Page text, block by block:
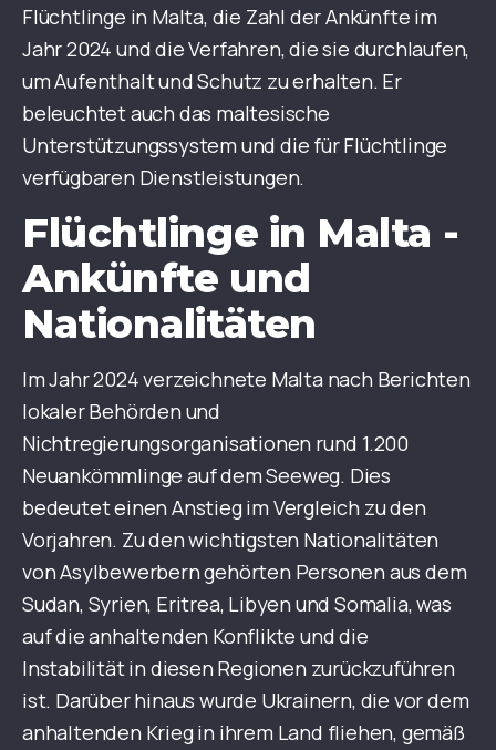
Flüchtlinge in Malta, die Zahl der Ankünfte im
Jahr 2024 und die Verfahren, die sie durchlaufen,
um Aufenthalt und Schutz zu erhalten. Er
beleuchtet auch das maltesische
Unterstützungssystem und die für Flüchtlinge
verfügbaren Dienstleistungen.
Flüchtlinge in Malta -
Ankünfte und
Nationalitäten
Im Jahr 2024 verzeichnete Malta nach Berichten
lokaler Behörden und
Nichtregierungsorganisationen rund 1.200
Neuankömmlinge auf dem Seeweg. Dies
bedeutet einen Anstieg im Vergleich zu den
Vorjahren. Zu den wichtigsten Nationalitäten
von Asylbewerbern gehörten Personen aus dem
Sudan, Syrien, Eritrea, Libyen und Somalia, was
auf die anhaltenden Konflikte und die
Instabilität in diesen Regionen zurückzuführen
ist. Darüber hinaus wurde Ukrainern, die vor dem
anhaltenden Krieg in ihrem Land fliehen, gemäß